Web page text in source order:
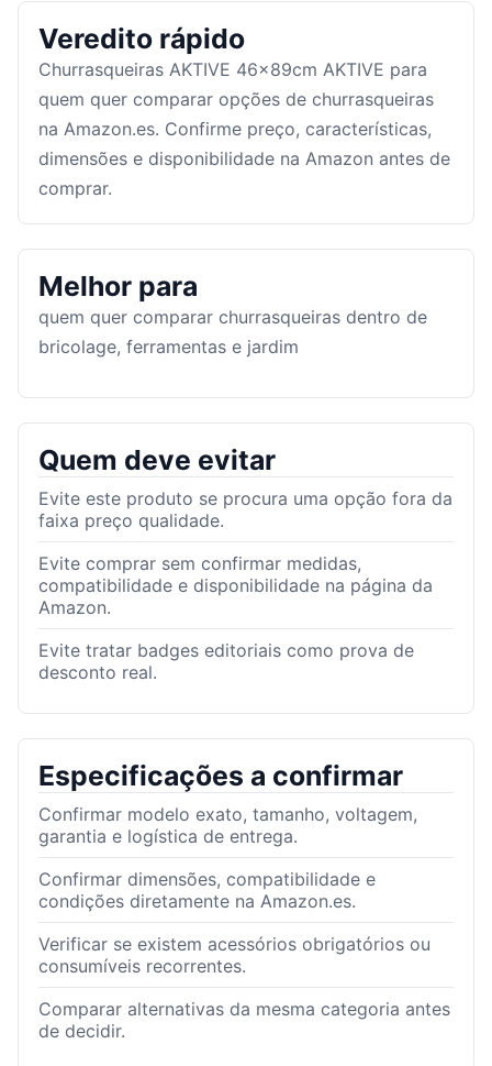
Veredito rápido
Churrasqueiras AKTIVE 46x89cm AKTIVE para
quem quer comparar opções de churrasqueiras
na Amazon.es. Confirme preço, características,
dimensões e disponibilidade na Amazon antes de
comprar.
Melhor para
quem quer comparar churrasqueiras dentro de
bricolage, ferramentas e jardim
Quem deve evitar
Evite este produto se procura uma opção fora da
faixa preço qualidade.
Evite comprar sem confirmar medidas,
compatibilidade e disponibilidade na página da
Amazon.
Evite tratar badges editoriais como prova de
desconto real.
Especificações a confirmar
Confirmar modelo exato, tamanho, voltagem,
garantia e logística de entrega.
Confirmar dimensões, compatibilidade e
condições diretamente na Amazon.es.
Verificar se existem acessórios obrigatórios ou
consumíveis recorrentes.
Comparar alternativas da mesma categoria antes
de decidir.